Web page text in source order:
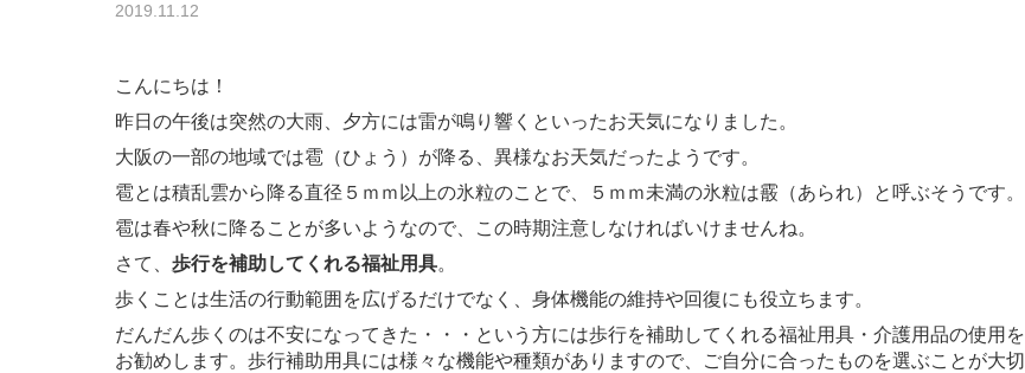
事業内容
住宅事業 介護福祉事業
2019.11.12
こんにちは！
昨日の午後は突然の大雨、夕方には雷が鳴り響くといったお天気になりました。
大阪の一部の地域では雹（ひょう）が降る、異様なお天気だったようです。
雹とは積乱雲から降る直径５ｍｍ以上の氷粒のことで、５ｍｍ未満の氷粒は霰（あられ）と呼ぶそうです。
雹は春や秋に降ることが多いようなので、この時期注意しなければいけませんね。
さて、 歩行を補助してくれる福祉用具。
歩くことは生活の行動範囲を広げるだけでなく、身体機能の維持や回復にも役立ちます。
だんだん歩くのは不安になってきた・・・という方には歩行を補助してくれる福祉用具・介護用品の使用を
お勧めします。歩行補助用具には様々な機能や種類がありますので、ご自分に合ったものを選ぶことが大切